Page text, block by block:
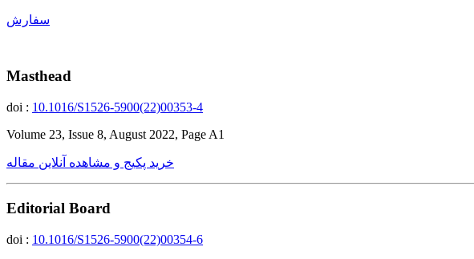
سفارش
Masthead
doi : 10.1016/S1526-5900(22)00353-4
Volume 23, Issue 8, August 2022, Page A1
خرید پکیج و مشاهده آنلاین مقاله
Editorial Board
doi : 10.1016/S1526-5900(22)00354-6